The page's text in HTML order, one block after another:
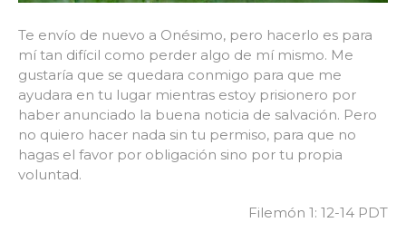
Te envío de nuevo a Onésimo, pero hacerlo es para
mí tan difícil como perder algo de mí mismo. Me
gustaría que se quedara conmigo para que me
ayudara en tu lugar mientras estoy prisionero por
haber anunciado la buena noticia de salvación. Pero
no quiero hacer nada sin tu permiso, para que no
hagas el favor por obligación sino por tu propia
voluntad.
Filemón 1: 12-14 PDT